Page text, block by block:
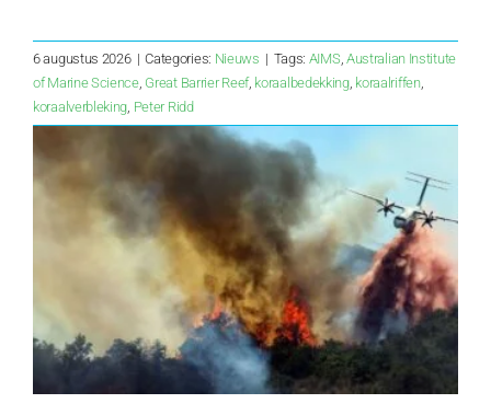
6 augustus 2026 | Categories: Nieuws | Tags: AIMS Australian Institute
of Marine Science, Great Barrier Reef, koraalbedekking, koraalriffen,
koraalverbleking Peter Ridd